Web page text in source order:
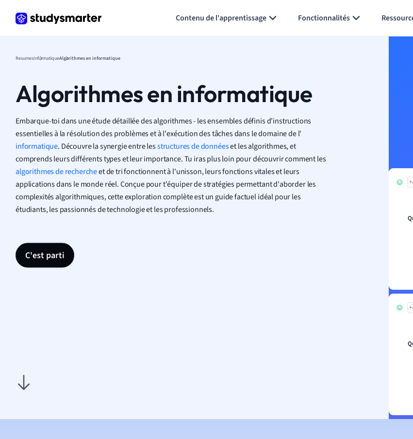
Contenu de l'apprentissage Fonctionnalités
ResumesInformatiqueAlgorithmes en informatique
Algorithmes en informatique
Embarque-toi dans une étude détaillée des algorithmes - les ensembles définis d'instructions
essentielles à la résolution des problèmes et à l'exécution des tâches dans le domaine de l'
informatique. Découvre la synergie entre lesstructures de donnéeset les algorithmes, et
comprends leurs différents types et leur importance. Tu iras plus loin pour découvrir comment les
algorithmes de rechercheet de tri fonctionnent à l'unisson, leurs fonctions vitales et leurs
applications dans le monde réel. Conçue pour t'équiper de stratégies permettant d'aborder les
complexités algorithmiques, cette exploration complète est un guide factuel idéal pour les
étudiants, les passionnés de technologie et les professionnels.
C'est parti
+
+